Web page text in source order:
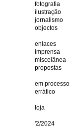
fotografia
ilustração
jornalismo
objectos
enlaces
imprensa
miscelânea
propostas
em processo
errático
loja
'2/2024